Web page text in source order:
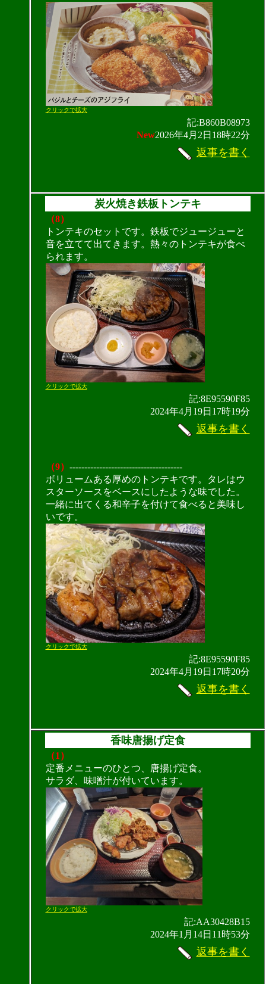
クリックで拡大
記:B860B08973
New2026年4月2日18時22分
返事を書く
炭火焼き鉄板トンテキ
（8）
トンテキのセットです。鉄板でジュージューと
音を立てて出てきます。熱々のトンテキが食べ
られます。
クリックで拡大
記:8E95590F85
2024年4月19日17時19分
返事を書く
（9） --------------------------------------
ボリュームある厚めのトンテキです。タレはウ
スターソースをベースにしたような味でした。
一緒に出てくる和辛子を付けて食べると美味し
いです。
クリックで拡大
記:8E95590F85
2024年4月19日17時20分
返事を書く
香味唐揚げ定食
（1）
定番メニューのひとつ、唐揚げ定食。
サラダ、味噌汁が付いています。
クリックで拡大
記:AA30428B15
2024年1月14日11時53分
返事を書く